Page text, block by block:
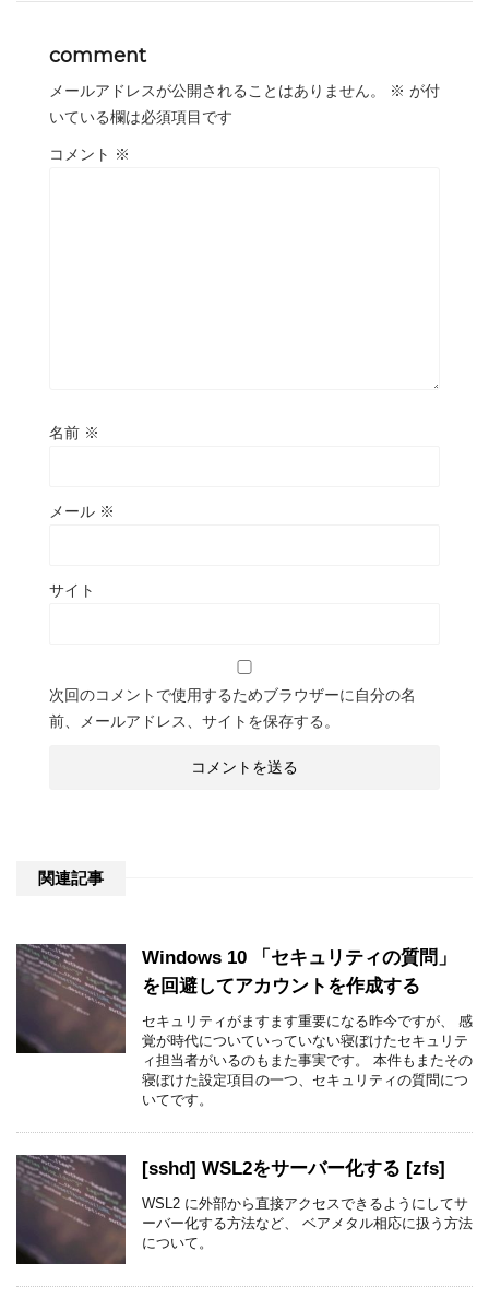
comment
メールアドレスが公開されることはありません。 ※ が付
いている欄は必須項目です
コメント ※
名前 ※
メール ※
サイト
次回のコメントで使用するためブラウザーに自分の名
前、メールアドレス、サイトを保存する。
関連記事
Windows 10 「セキュリティの質問」
を回避してアカウントを作成する
セキュリティがますます重要になる昨今ですが、 感
覚が時代についていっていない寝ぼけたセキュリテ
ィ担当者がいるのもまた事実です。 本件もまたその
寝ぼけた設定項目の一つ、セキュリティの質問につ
いてです。
[sshd] WSL2をサーバー化する [zfs]
WSL2 に外部から直接アクセスできるようにしてサ
ーバー化する方法など、 ベアメタル相応に扱う方法
について。